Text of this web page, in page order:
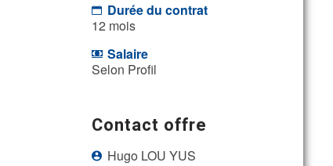
Durée du contrat
12 mois
Salaire
Selon Profil
Contact offre
Hugo LOU YUS